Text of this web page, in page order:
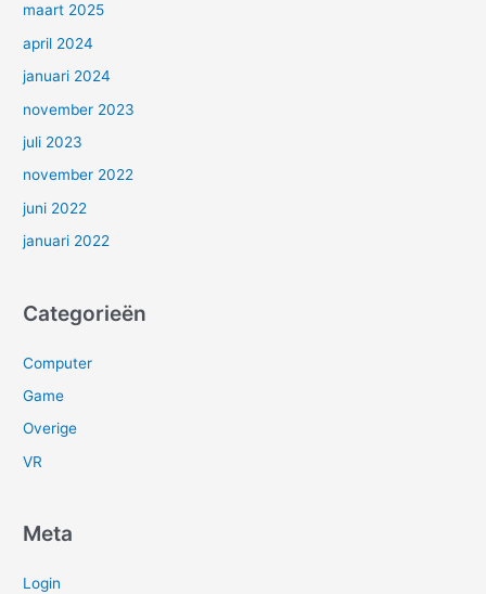
maart 2025
april 2024
januari 2024
november 2023
juli 2023
november 2022
juni 2022
januari 2022
Categorieën
Computer
Game
Overige
VR
Meta
Login